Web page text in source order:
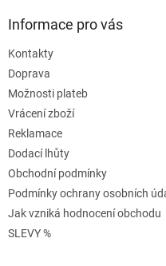
Informace pro vás
Kontakty
Doprava
Možnosti plateb
Vrácení zboží
Reklamace
Dodací lhůty
Obchodní podmínky
Podmínky ochrany osobních
Jak vzniká hodnocení obchodu
SLEVY %